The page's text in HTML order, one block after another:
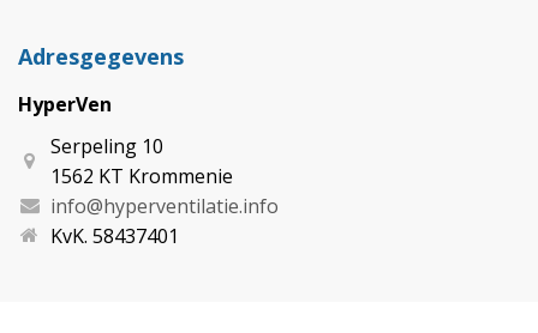
Adresgegevens
HyperVen
Serpeling 10
1562 KT Krommenie
info@hyperventilatie.info
KvK. 58437401